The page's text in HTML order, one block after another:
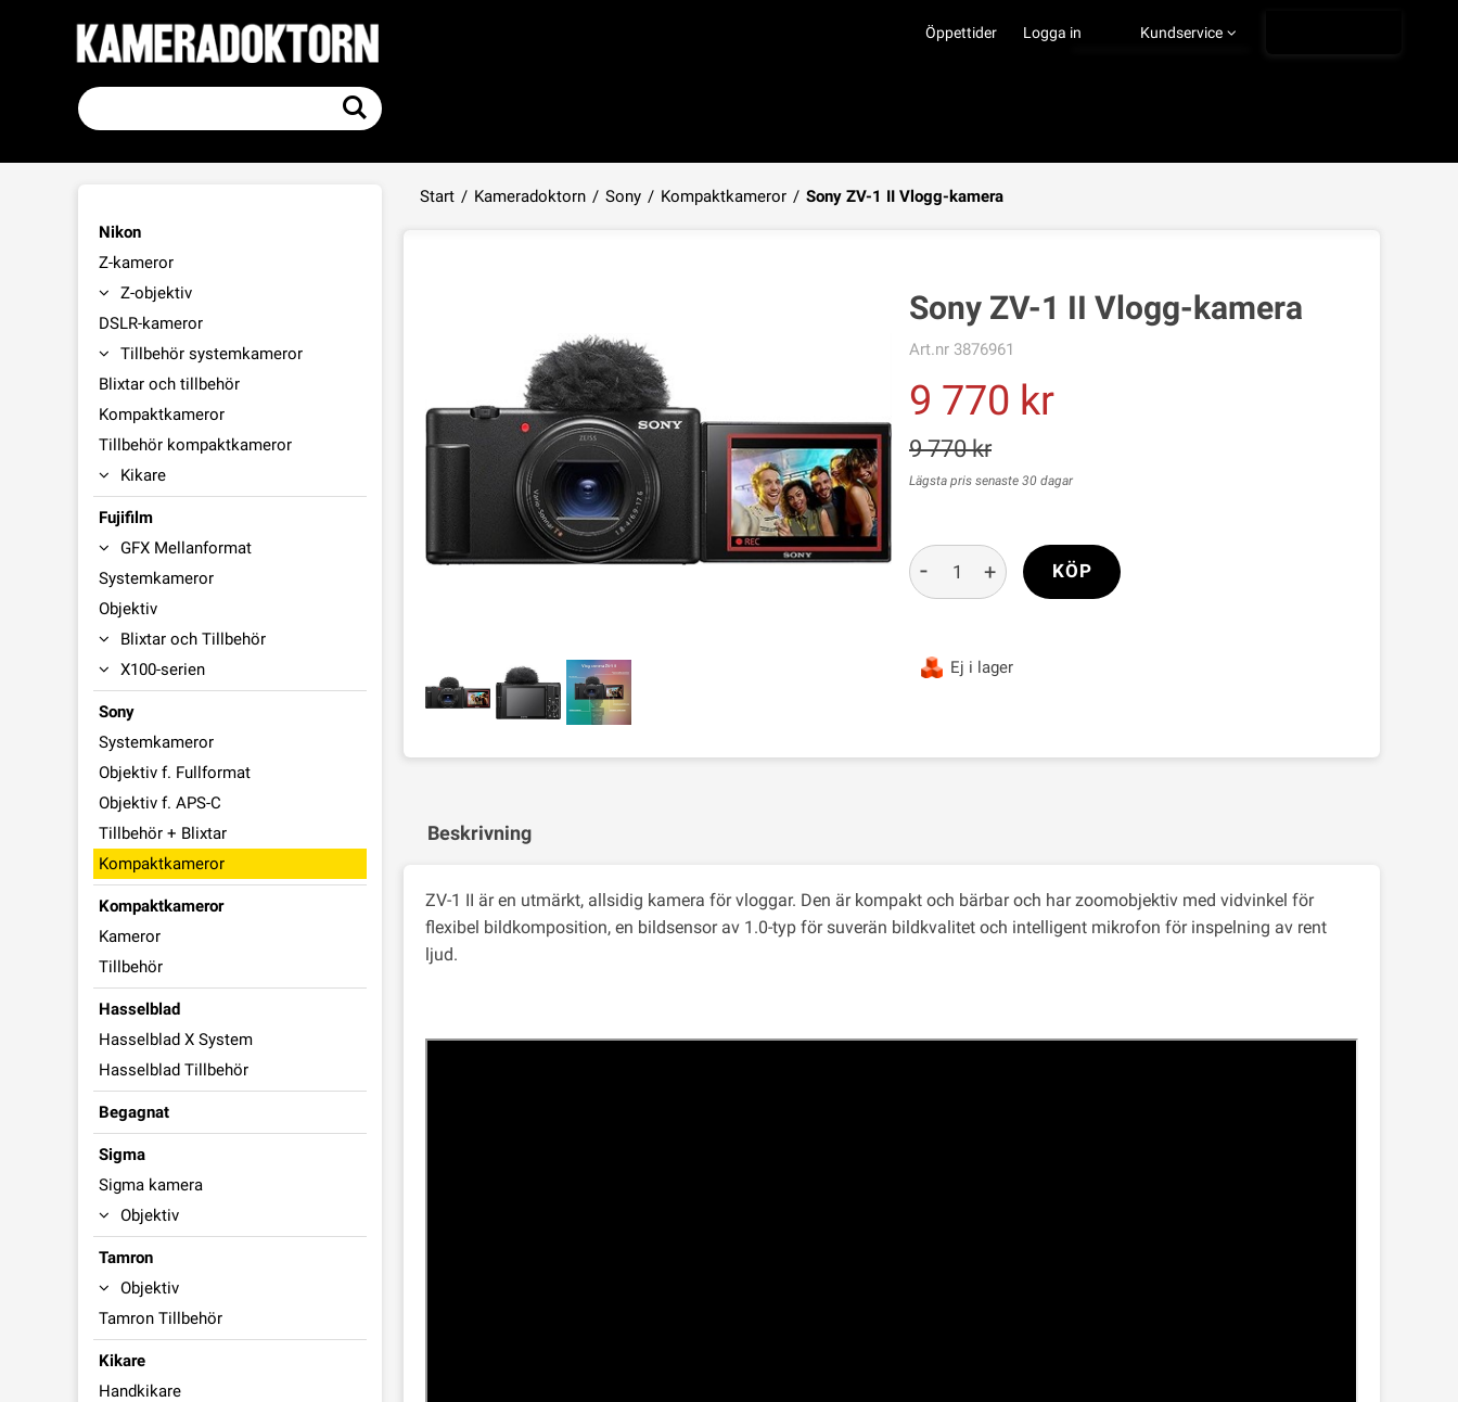
Öppettider Kundservice
Ångra köp
Logga in
Start / Kameradoktorn / Sony / Kompaktkameror / Sony ZV-1 II Vlogg-kamera
Nikon
Z-kameror
Z-objektiv
DSLR-kameror
Tillbehör systemkameror
Blixtar och tillbehör
Kompaktkameror
Tillbehör kompaktkameror
Kikare
Fujifilm
GFX Mellanformat
Systemkameror
Objektiv
Blixtar och Tillbehör
X100-serien
Sony
Systemkameror
Objektiv f. Fullformat
Objektiv f. APS-C
Tillbehör + Blixtar
Kompaktkameror
Kompaktkameror
Kameror
Tillbehör
Hasselblad
Hasselblad X System
Hasselblad Tillbehör
Begagnat
Sigma
Sigma kamera
Objektiv
Tamron
Objektiv
Tamron Tillbehör
Kikare
Handkikare
Sony ZV-1 II Vlogg-kamera
Art.nr 3876961
9 770
9 770
Lägsta pris senaste 30 dagar
Ej i lager
- + KÖP
Beskrivning
ZV-1 II är en utmärkt, allsidig kamera för vloggar. Den är kompakt och bärbar och har zoomobjektiv med vidvinkel för
flexibel bildkomposition, en bildsensor av 1.0-typ för suverän bildkvalitet och intelligent mikrofon för inspelning av rent
ljud.